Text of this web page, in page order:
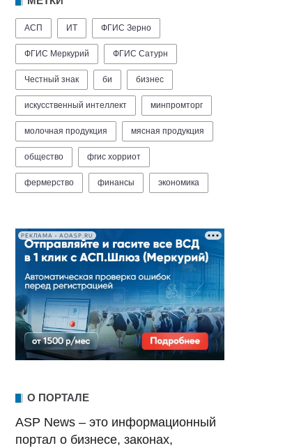
АСП ИТ ФГИС Зерно
ФГИС Меркурий ФГИС Сатурн
Честный знак би бизнес
искусственный интеллект минпромторг
молочная продукция мясная продукция
общество фгис хорриот
фермерство финансы экономика
РЕКЛАМА • AOASP.RU
О ПОРТАЛЕ
ASP News – это информационный
портал о бизнесе, законах,